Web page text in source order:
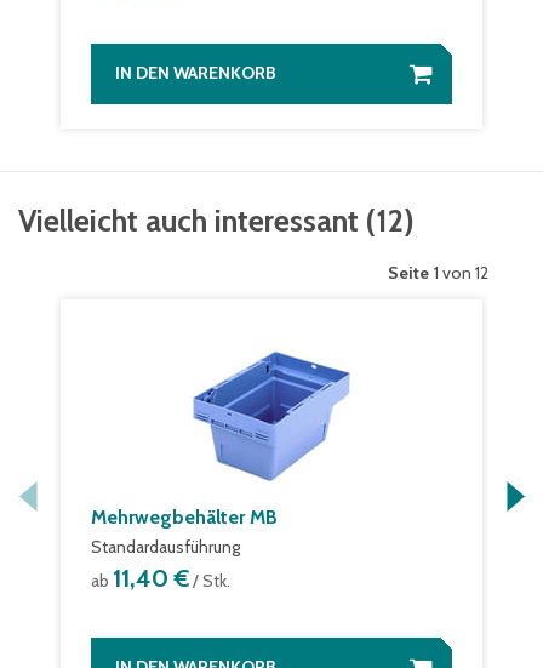
IN DEN WARENKORB
Vielleicht auch interessant (12)
Seite 1 von 12
Mehrwegbehälter MB
Standardausführung
ab 11,40 €/ Stk.